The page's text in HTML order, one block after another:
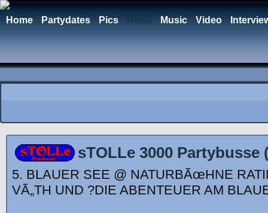
Home Partydates Pics News Music Video
sTOLLe 3000 Partybusse
5. BLAUER SEE @ NATURBÃœHNE
VÃ„TH UND ?DIE ABENTEUER AM